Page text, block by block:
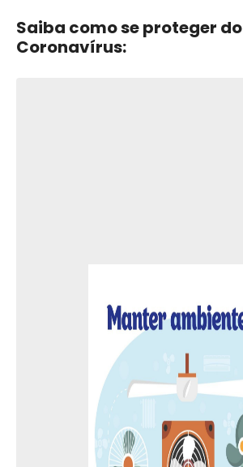
Saiba como se proteger do
Coronavírus: